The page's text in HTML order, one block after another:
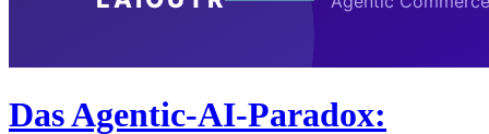
Das Agentic-AI-Paradox: